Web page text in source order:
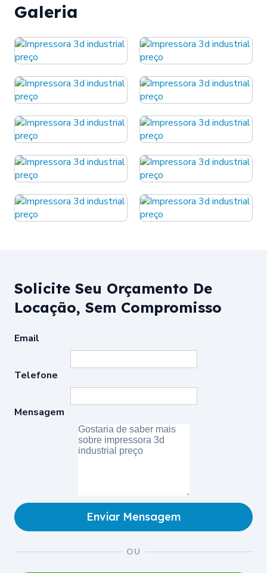
Galeria
Solicite Seu Orçamento De
Locação, Sem Compromisso
Email
Telefone
Mensagem
Enviar Mensagem